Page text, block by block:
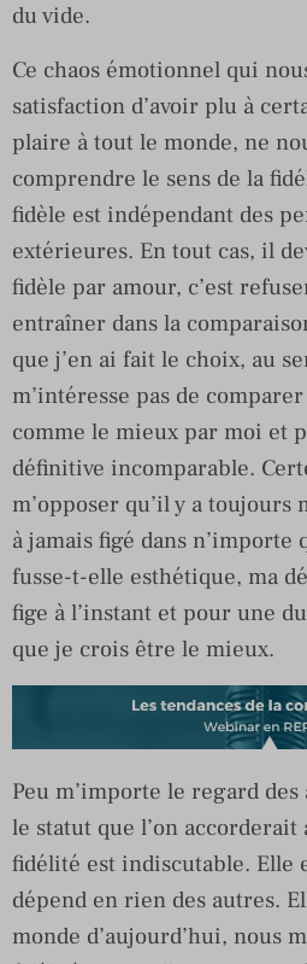
du vide.
Ce chaos émotionnel qui
satisfaction d’avoir plu à
plaire à tout le monde, ne
comprendre le sens de la
fidèle est indépendant des
extérieures. En tout cas, il
fidèle par amour, c’est
entraîner dans la
que j’en ai fait le choix, au
m’intéresse pas de
comme le mieux par moi et
définitive incomparable.
m’opposer qu’il y a toujours
à jamais figé dans
fusse-t-elle esthétique, ma
fige à l’instant et pour une
que je crois être le mieux.
Peu m’importe le regard
le statut que l’on
fidélité est indiscutable. Elle
dépend en rien des autres.
monde d’aujourd’hui, nous